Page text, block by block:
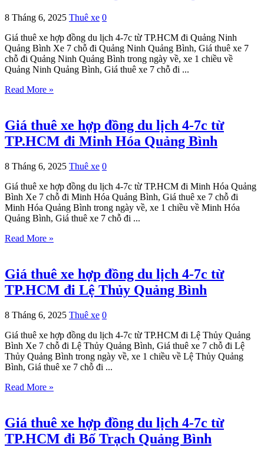
8 Tháng 6, 2025 Thuê xe 0
Giá thuê xe hợp đồng du lịch 4-7c từ TP.HCM đi Quảng Ninh
Quảng Bình Xe 7 chỗ đi Quảng Ninh Quảng Bình, Giá thuê xe 7
chỗ đi Quảng Ninh Quảng Bình trong ngày về, xe 1 chiều về
Quảng Ninh Quảng Bình, Giá thuê xe 7 chỗ đi ...
Read More »
Giá thuê xe hợp đồng du lịch 4-7c từ
TP.HCM đi Minh Hóa Quảng Bình
8 Tháng 6, 2025 Thuê xe 0
Giá thuê xe hợp đồng du lịch 4-7c từ TP.HCM đi Minh Hóa Quảng
Bình Xe 7 chỗ đi Minh Hóa Quảng Bình, Giá thuê xe 7 chỗ đi
Minh Hóa Quảng Bình trong ngày về, xe 1 chiều về Minh Hóa
Quảng Bình, Giá thuê xe 7 chỗ đi ...
Read More »
Giá thuê xe hợp đồng du lịch 4-7c từ
TP.HCM đi Lệ Thủy Quảng Bình
8 Tháng 6, 2025 Thuê xe 0
Giá thuê xe hợp đồng du lịch 4-7c từ TP.HCM đi Lệ Thủy Quảng
Bình Xe 7 chỗ đi Lệ Thủy Quảng Bình, Giá thuê xe 7 chỗ đi Lệ
Thủy Quảng Bình trong ngày về, xe 1 chiều về Lệ Thủy Quảng
Bình, Giá thuê xe 7 chỗ đi ...
Read More »
Giá thuê xe hợp đồng du lịch 4-7c từ
TP.HCM đi Bố Trạch Quảng Bình